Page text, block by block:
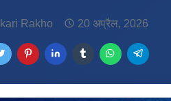
Rakho 20 अप्रैल, 2026